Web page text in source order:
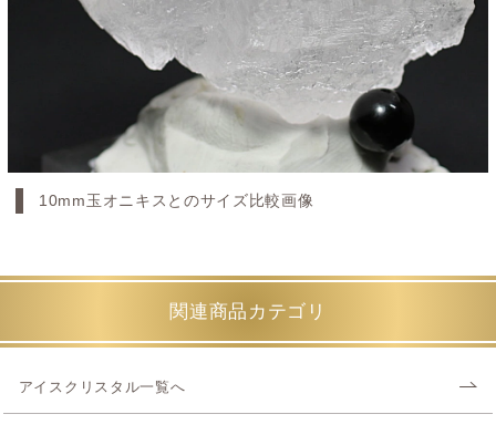
10mm玉オニキスとのサイズ比較画像
関連商品カテゴリ
アイスクリスタル一覧へ